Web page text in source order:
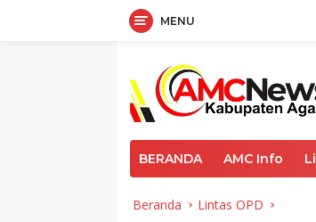
MENU
BERANDA AMC Info
Beranda Lintas OPD